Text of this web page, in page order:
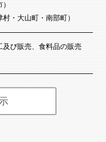
・大山町・南部町）
び販売、食料品の販売